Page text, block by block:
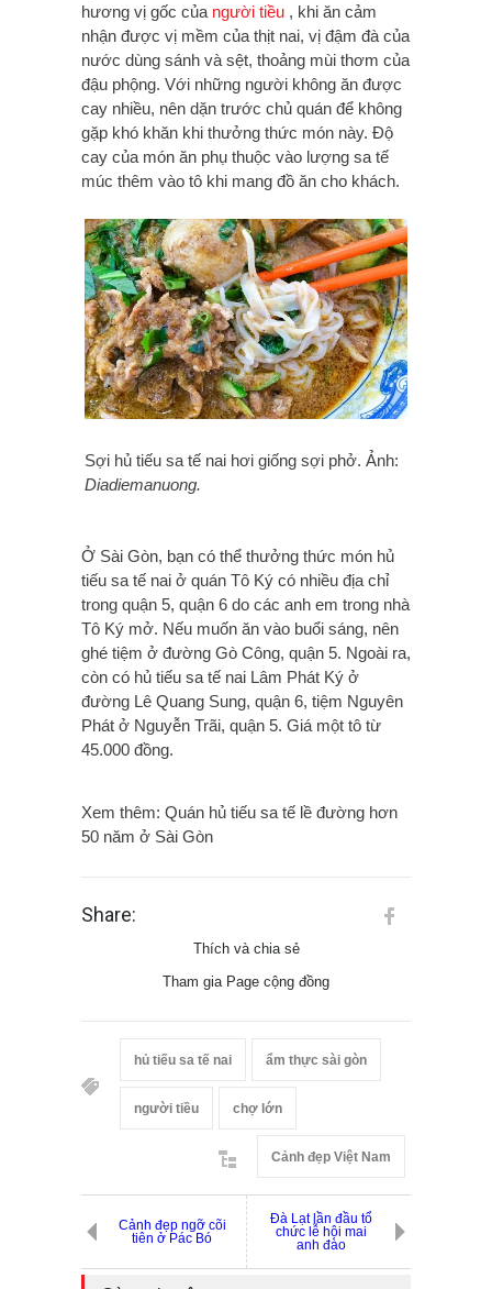
hương vị gốc của người tiều , khi ăn cảm
nhận được vị mềm của thịt nai, vị đậm đà của
nước dùng sánh và sệt, thoảng mùi thơm của
đậu phộng. Với những người không ăn được
cay nhiều, nên dặn trước chủ quán để không
gặp khó khăn khi thưởng thức món này. Độ
cay của món ăn phụ thuộc vào lượng sa tế
múc thêm vào tô khi mang đồ ăn cho khách.
Sợi hủ tiếu sa tế nai hơi giống sợi phở. Ảnh:
Diadiemanuong.
Ở Sài Gòn, bạn có thể thưởng thức món hủ
tiếu sa tế nai ở quán Tô Ký có nhiều địa chỉ
trong quận 5, quận 6 do các anh em trong nhà
Tô Ký mở. Nếu muốn ăn vào buổi sáng, nên
ghé tiệm ở đường Gò Công, quận 5. Ngoài ra,
còn có hủ tiếu sa tế nai Lâm Phát Ký ở
đường Lê Quang Sung, quận 6, tiệm Nguyên
Phát ở Nguyễn Trãi, quận 5. Giá một tô từ
45.000 đồng.
Xem thêm: Quán hủ tiếu sa tế lề đường hơn
50 năm ở Sài Gòn
Share:
Thích và chia sẻ
Tham gia Page cộng đồng
hủ tiếu sa tế nai ẩm thực sài gòn
người tiều chợ lớn
Cảnh đẹp Việt Nam
Cảnh đẹp ngỡ cõi
tiên ở Pác Bó
Đà Lạt lần đầu tổ
chức lễ hội mai
anh đào